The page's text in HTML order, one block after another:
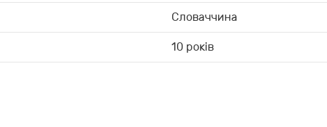
Словаччина
10 років